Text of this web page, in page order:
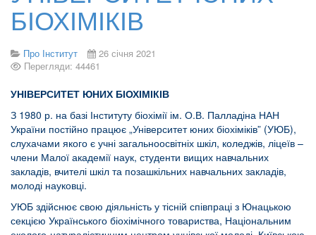
БІОХІМІКІВ
Про Інститут
26 січня 2021
Перегляди: 44461
УНІВЕРСИТЕТ ЮНИХ БІОХІМІКІВ
З 1980 р. на базі Інституту біохімії ім. О.В. Палладіна НАН
України постійно працює „Університет юних біохіміків” (УЮБ),
слухачами якого є учні загальноосвітніх шкіл, коледжів, ліцеїв –
члени Малої академії наук, студенти вищих навчальних
закладів, вчителі шкіл та позашкільних навчальних закладів,
молоді науковці.
УЮБ здійснює свою діяльність у тісній співпраці з Юнацькою
секцією Українського біохімічного товариства, Національним